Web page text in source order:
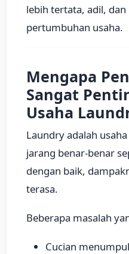
lebih tertata, adil,
pertumbuhan usaha.
Mengapa
Sangat
Usaha
Laundry adalah
jarang benar-benar
dengan baik,
terasa.
Beberapa masalah
Cucian